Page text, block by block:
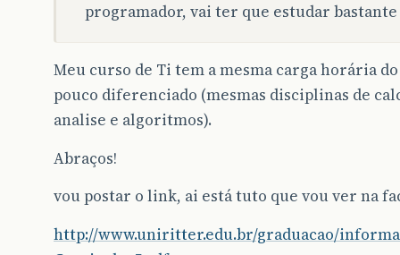
programador, vai ter que estudar
Meu curso de Ti tem a mesma carga horária
pouco diferenciado (mesmas disciplinas de
analise e algoritmos).
Abraços!
vou postar o link, ai está tuto que vou ver na
http://www.uniritter.edu.br/graduacao/